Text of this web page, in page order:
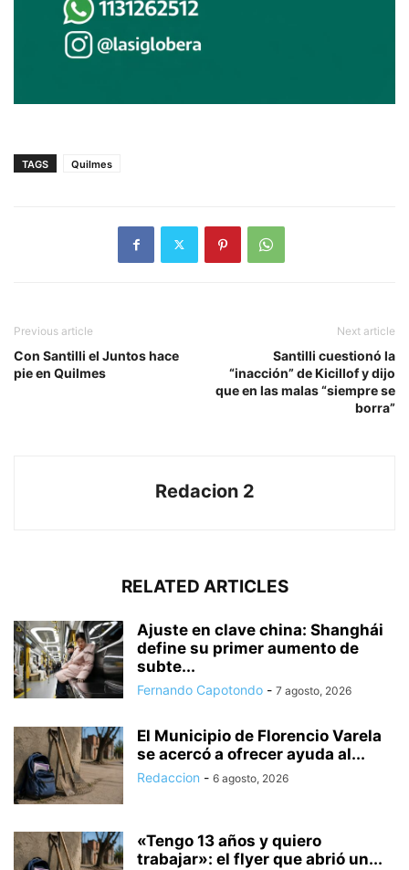
TAGS Quilmes
Previous article
Con Santilli el Juntos hace
pie en Quilmes
Next article
Santilli cuestionó la
“inacción” de Kicillof y dijo
que en las malas “siempre se
borra”
Redacion 2
RELATED ARTICLES
Ajuste en clave china: Shanghái
define su primer aumento de
subte...
Fernando Capotondo - 7 agosto, 2026
El Municipio de Florencio Varela
se acercó a ofrecer ayuda al...
Redaccion - 6 agosto, 2026
«Tengo 13 años y quiero
trabajar»: el flyer que abrió un...